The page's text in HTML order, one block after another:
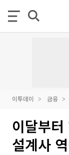
이투데이 금융
이달부
설계사